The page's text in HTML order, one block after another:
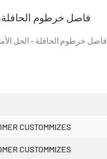
فاصل خرطوم
فاصل خرطوم الحافلة - الحل
CUSTOMMIZES
CUSTOMMIZES